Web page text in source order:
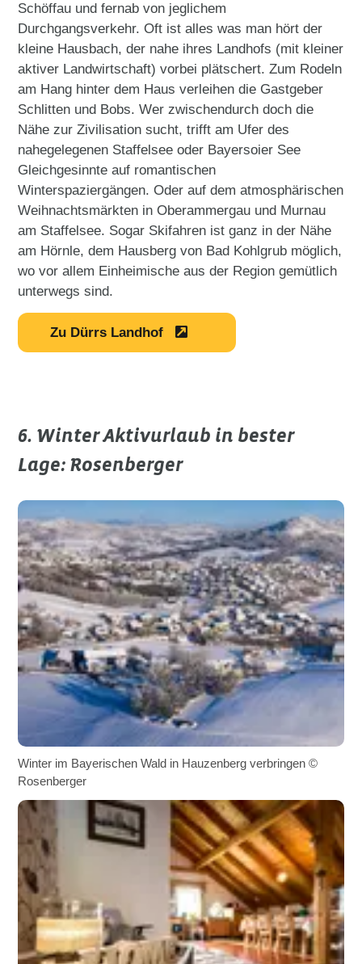
Schöffau und fernab von jeglichem
Durchgangsverkehr. Oft ist alles was man hört der
kleine Hausbach, der nahe ihres Landhofs (mit kleiner
aktiver Landwirtschaft) vorbei plätschert. Zum Rodeln
am Hang hinter dem Haus verleihen die Gastgeber
Schlitten und Bobs. Wer zwischendurch doch die
Nähe zur Zivilisation sucht, trifft am Ufer des
nahegelegenen Staffelsee oder Bayersoier See
Gleichgesinnte auf romantischen
Winterspaziergängen. Oder auf dem atmosphärischen
Weihnachtsmärkten in Oberammergau und Murnau
am Staffelsee. Sogar Skifahren ist ganz in der Nähe
am Hörnle, dem Hausberg von Bad Kohlgrub möglich,
wo vor allem Einheimische aus der Region gemütlich
unterwegs sind.
Zu Dürrs Landhof
6. Winter Aktivurlaub in bester
Lage: Rosenberger
Winter im Bayerischen Wald in Hauzenberg verbringen ©
Rosenberger